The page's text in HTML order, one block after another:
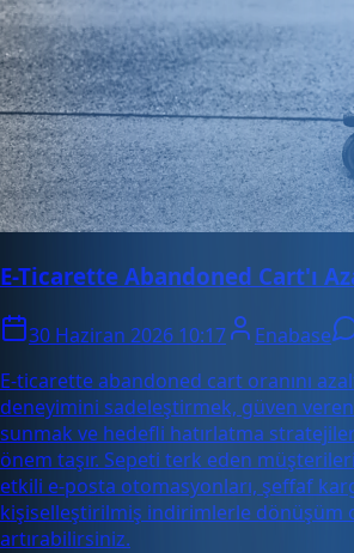
E-Ticarette Abandoned Cart'ı
30 Haziran 2026 10:17 Enabase
E-ticarette abandoned cart oranını
deneyimini sadeleştirmek, güven
sunmak ve hedefli hatırlatma
önem taşır. Sepeti terk eden
etkili e-posta otomasyonları, şeffaf
kişiselleştirilmiş indirimlerle dönüşüm
artırabilirsiniz.